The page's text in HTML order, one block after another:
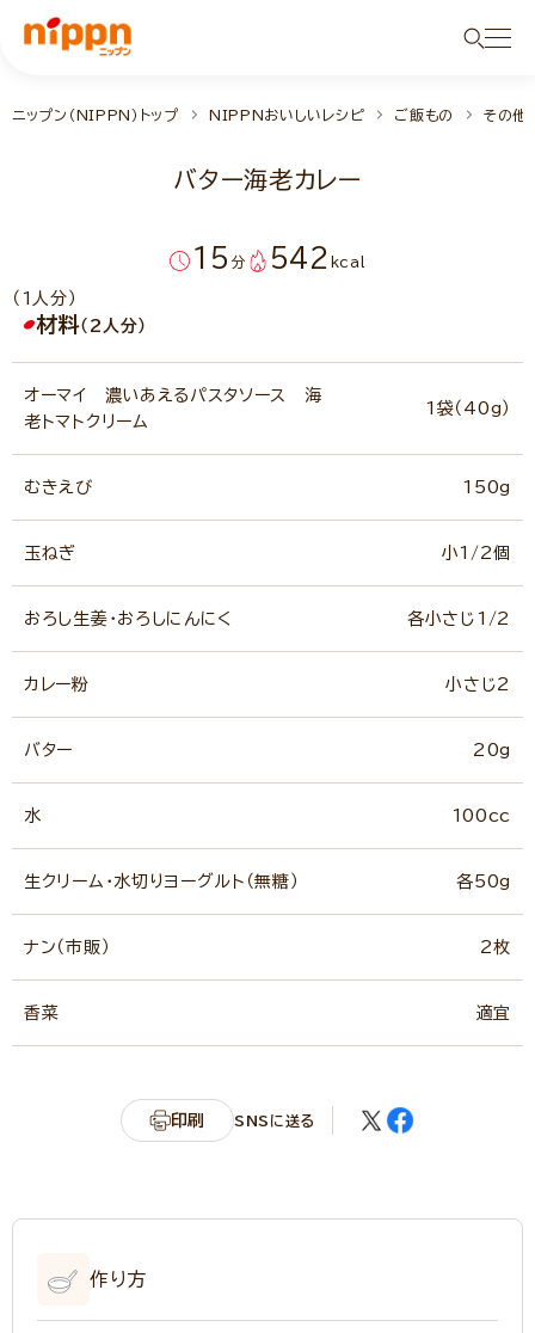
ニップン（NIPPN）トップ NIPPNおいしいレシピ ご飯もの その他
バター海老カレー
15 分 542 kcal
（1人分）
材料（2人分）
オーマイ 濃いあえるパスタソース 海
老トマトクリーム
1袋（40g）
むきえび 150g
玉ねぎ 小1/2個
おろし生姜・おろしにんにく 各小さじ1/2
カレー粉 小さじ2
バター 20g
水 100cc
生クリーム・水切りヨーグルト（無糖） 各50g
ナン（市販） 2枚
香菜 適宜
印刷 SNSに送る
作り方